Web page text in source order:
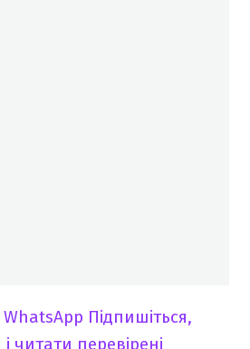
Підпишіться,
читати перевірені